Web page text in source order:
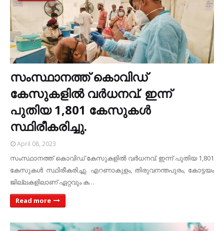
സംസ്ഥാനത്ത് കൊവിഡ്
കേസുകളില്‍ വര്‍ധനവ്. ഇന്ന്
പുതിയ 1,801 കേസുകള്‍
സ്ഥിരീകരിച്ചു.
April 08, 2023
സംസ്ഥാനത്ത് കൊവിഡ് കേസുകളില്‍ വര്‍ധനവ്. ഇന്ന് പുതിയ 1,801
കേസുകള്‍ സ്ഥിരീകരിച്ചു. എറണാകുളം, തിരുവനന്തപുരം, കോട്ടയം
ജില്ലകളിലാണ് ഏറ്റവും ക…
Read more